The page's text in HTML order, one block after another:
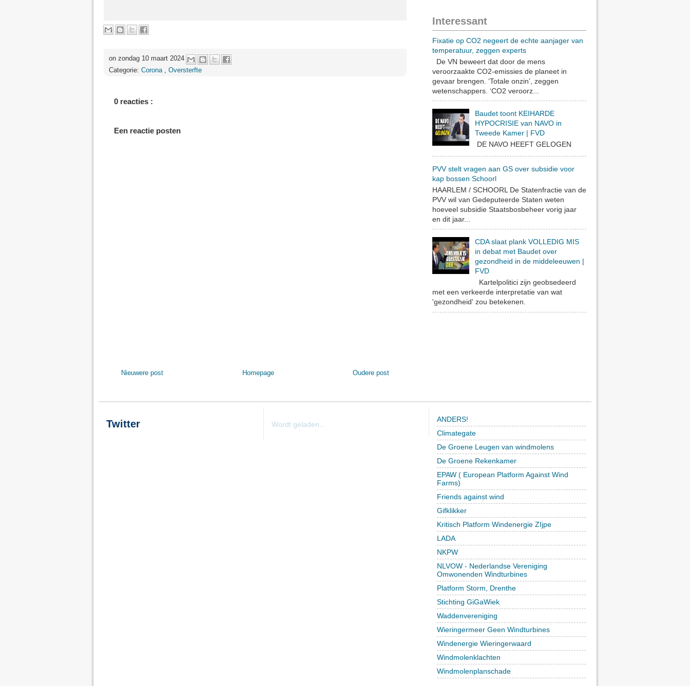
on zondag 10 maart 2024
Categorie: Corona , Oversterfte
0 reacties :
Een reactie posten
Nieuwere post Oudere post
Homepage
Interessant
Fixatie op CO2 negeert de echte aanjager van
temperatuur, zeggen experts
De VN beweert dat door de mens
veroorzaakte CO2-emissies de planeet in
gevaar brengen. ‘Totale onzin’, zeggen
wetenschappers. ‘CO2 veroorz...
Baudet toont KEIHARDE
HYPOCRISIE van NAVO in
Tweede Kamer | FVD
DE NAVO HEEFT GELOGEN
PVV stelt vragen aan GS over subsidie voor
kap bossen Schoorl
HAARLEM / SCHOORL De Statenfractie van de
PVV wil van Gedeputeerde Staten weten
hoeveel subsidie Staatsbosbeheer vorig jaar
en dit jaar...
CDA slaat plank VOLLEDIG MIS
in debat met Baudet over
gezondheid in de middeleeuwen |
FVD
Kartelpolitici zijn geobsedeerd
met een verkeerde interpretatie van wat
'gezondheid' zou betekenen.
Twitter Wordt geladen...
ANDERS!
Climategate
De Groene Leugen van windmolens
De Groene Rekenkamer
EPAW ( European Platform Against Wind
Farms)
Friends against wind
Gifklikker
Kritisch Platform Windenergie ZIjpe
LADA
NKPW
NLVOW - Nederlandse Vereniging
Omwonenden Windturbines
Platform Storm, Drenthe
Stichting GiGaWiek
Waddenvereniging
Wieringermeer Geen Windturbines
Windenergie Wieringerwaard
Windmolenklachten
Windmolenplanschade